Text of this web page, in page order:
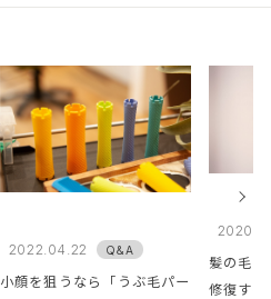
2022.04.22 Q&A
小顔を狙うなら「うぶ毛パー
髪の毛
修復す